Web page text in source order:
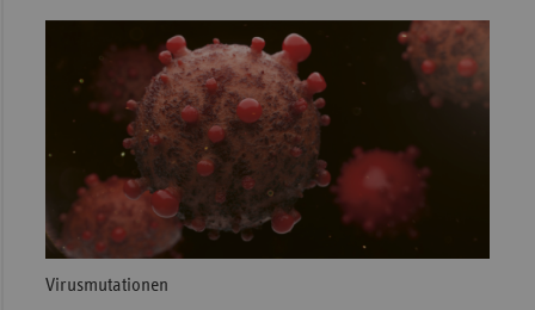
Virusmutationen